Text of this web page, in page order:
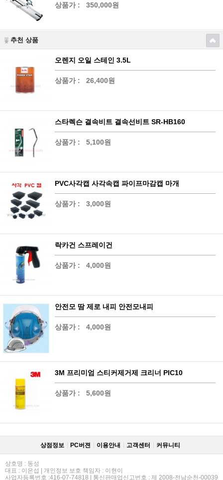
상품가 : 350,000원
추천 상품
오렌지 오일 스테인 3.5L
상품가 : 26,400원
스타렉슨 결속비트 결속선비트 SR-HB160
상품가 : 5,100원
PVC사각캡 사각속캡 파이프마감캡 마개
상품가 : 3,000원
락카건 스프레이건
상품가 : 4,000원
안전모 땀 제로 내피 안전모내피
상품가 : 4,000원
3M 프리미엄 스티커제거제 크리너 PIC10
상품가 : 5,600원
상점정보 PC버젼 이용안내 고객센터 커뮤니티
상호명 : 동성
대표 : 이은섭 | 개인정보 보호 책임자 : 이현이
사업자등록번호 :416-07-74818 | 통신판매업신고번호 : 제 2008-전남순천-00039